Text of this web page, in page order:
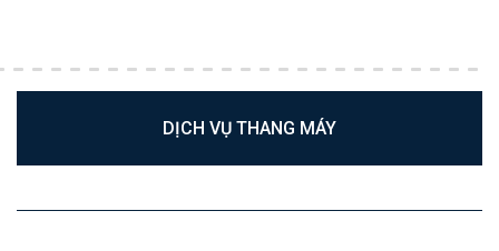
DỊCH VỤ THANG MÁY